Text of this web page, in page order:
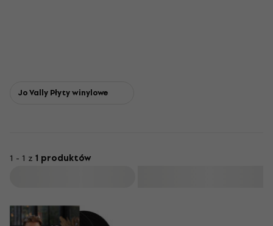
Jo Vally Płyty winylowe
1 - 1 z 1 produktów